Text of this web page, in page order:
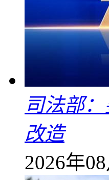
司法部
改造
2026年